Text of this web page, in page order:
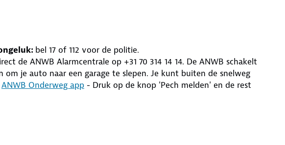
bel 17 of 112 voor de politie.
de ANWB Alarmcentrale op +31 70 314 14 14. De ANWB schakelt
om je auto naar een garage te slepen. Je kunt buiten de snelweg
ANWB Onderweg app - Druk op de knop 'Pech melden' en de rest